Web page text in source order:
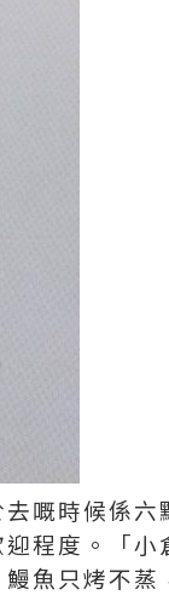
嘅時候係
程度。「小
魚只烤不